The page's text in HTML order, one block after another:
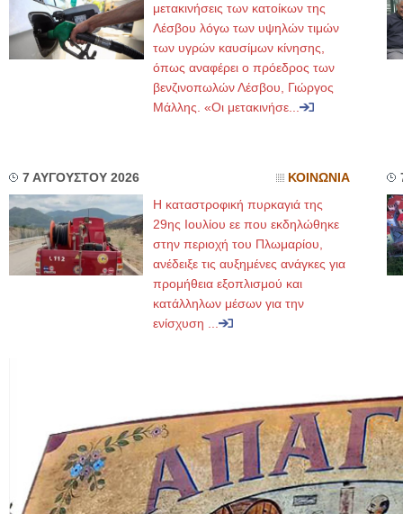
μετακινήσεις των κατοίκων της
Λέσβου λόγω των υψηλών τιμών
των υγρών καυσίμων κίνησης,
όπως αναφέρει ο πρόεδρος των
βενζινοπωλών Λέσβου, Γιώργος
Μάλλης. «Οι μετακινήσε...
7 ΑΥΓΟΥΣΤΟΥ 2026 ΚΟΙΝΩΝΙΑ
Η καταστροφική πυρκαγιά της
29ης Ιουλίου εε που εκδηλώθηκε
στην περιοχή του Πλωμαρίου,
ανέδειξε τις αυξημένες ανάγκες για
προμήθεια εξοπλισμού και
κατάλληλων μέσων για την
ενίσχυση ...